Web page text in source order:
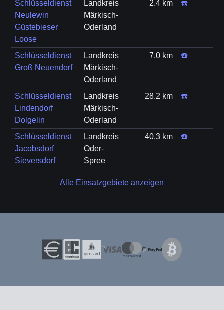
Schlüsseldienst
Neulewin
Güstebieser
Loose
Landkreis
Märkisch-
Oderland
2.4 km ☎️
Schlüsseldienst
Groß Neuendorf
Landkreis
Märkisch-
Oderland
7.0 km ☎️
Schlüsseldienst
Lindendorf
Dolgelin
Landkreis
Märkisch-
Oderland
28.2 km ☎️
Schlüsseldienst
Jacobsdorf
Sieversdorf
Landkreis
Oder-
Spree
40.3 km ☎️
Alle Einsatzgebiete anzeigen